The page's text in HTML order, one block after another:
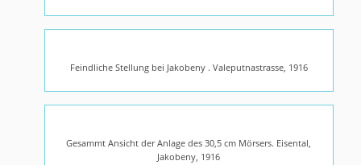
Feindliche Stellung bei Jakobeny . Valeputnastrasse, 1916
Gesammt Ansicht der Anlage des 30,5 cm Mörsers. Eisental,
Jakobeny, 1916